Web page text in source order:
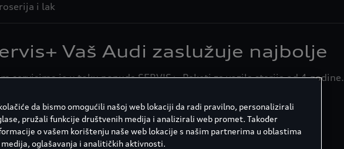
i lak
Vaš Audi zaslužuje najbolje
servisima je u toku ponuda SERVIS+. Paketi za vozila starija od 4 godine.
da bismo omogućili našoj web lokaciji da radi pravilno, personalizirali
pružali funkcije društvenih medija i analizirali web promet. Također
o vašem korištenju naše web lokacije s našim partnerima u oblastima
oglašavanja i analitičkih aktivnosti.